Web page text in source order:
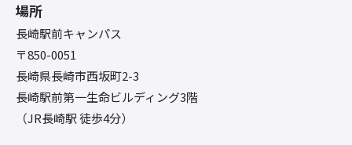
場所
長崎駅前キャンパス
〒850-0051
長崎県長崎市西坂町2-3
長崎駅前第一生命ビルディング3階
（JR長崎駅 徒歩4分）